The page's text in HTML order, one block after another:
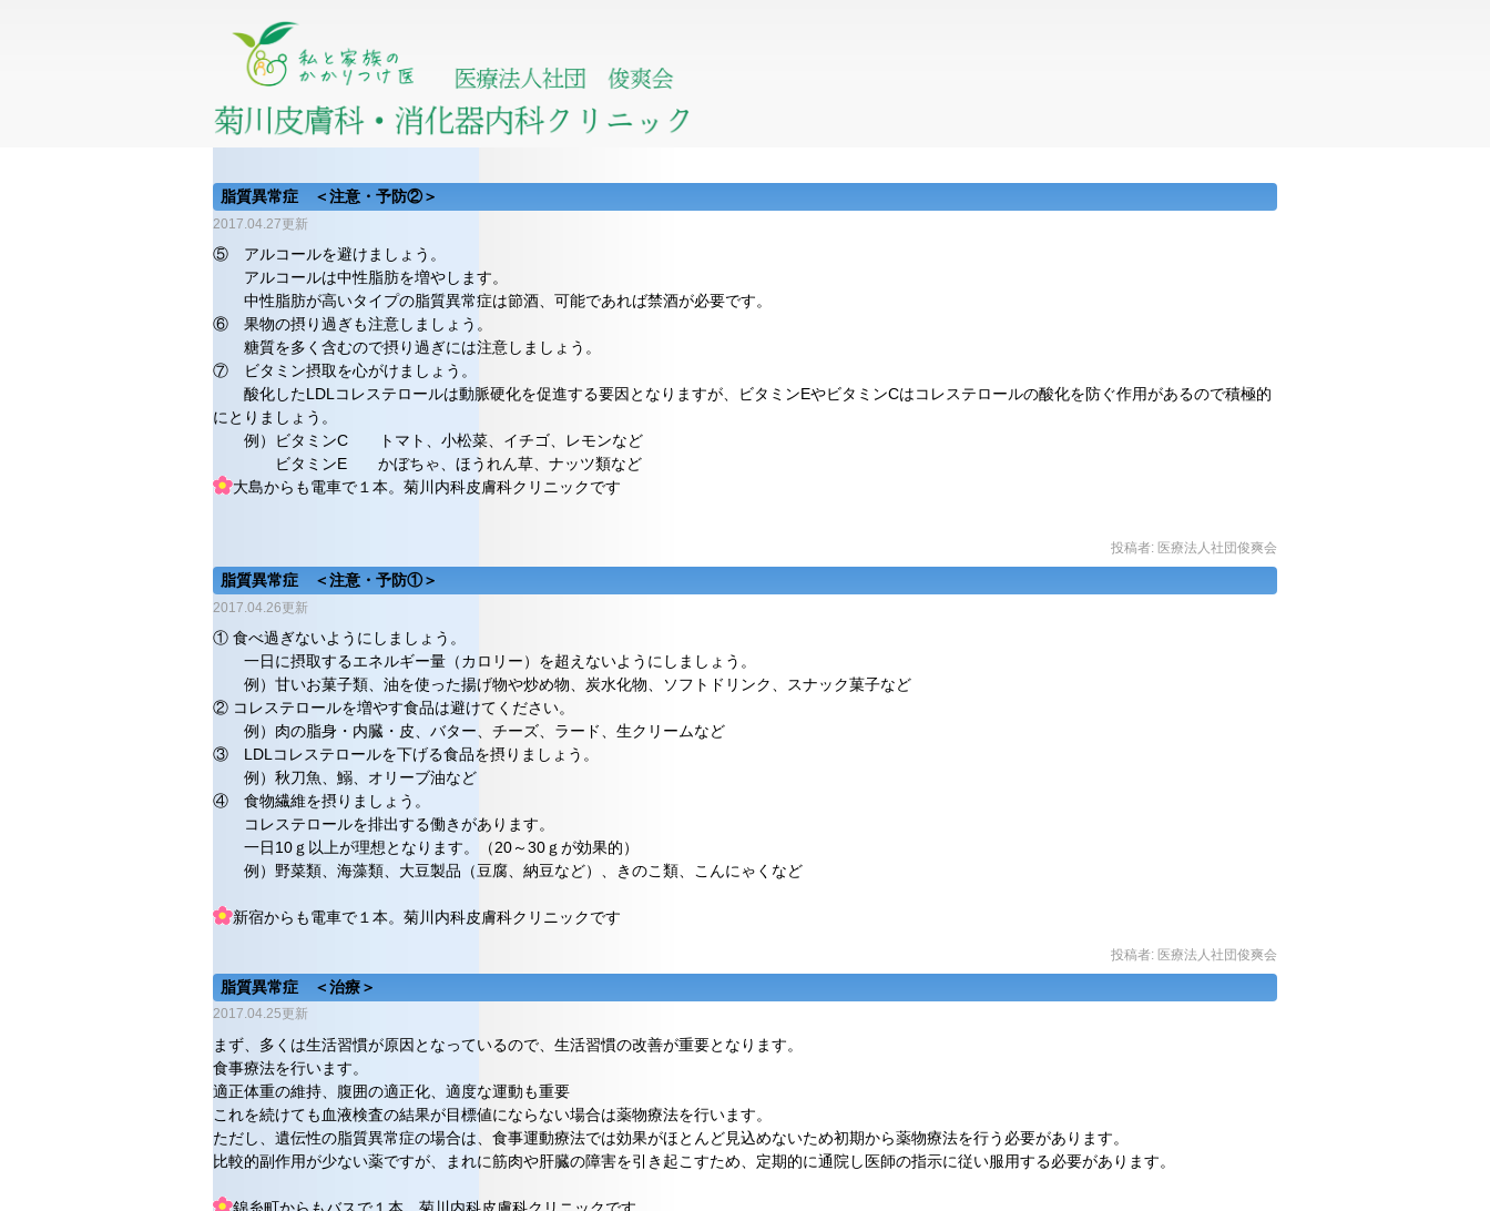
脂質異常症 ＜注意・予防②＞
2017.04.27更新
⑤ アルコールを避けましょう。
アルコールは中性脂肪を増やします。
中性脂肪が高いタイプの脂質異常症は節酒、可能であれば禁酒が必要です。
⑥ 果物の摂り過ぎも注意しましょう。
糖質を多く含むので摂り過ぎには注意しましょう。
⑦ ビタミン摂取を心がけましょう。
酸化したLDLコレステロールは動脈硬化を促進する要因となりますが、ビタミンEやビタミンCはコレステロールの酸化を防ぐ作用があるので積極的
にとりましょう。
例）ビタミンC トマト、小松菜、イチゴ、レモンなど
ビタミンE かぼちゃ、ほうれん草、ナッツ類など
大島からも電車で１本。菊川内科皮膚科クリニックです
投稿者: 医療法人社団俊爽会
脂質異常症 ＜注意・予防①＞
2017.04.26更新
① 食べ過ぎないようにしましょう。
一日に摂取するエネルギー量（カロリー）を超えないようにしましょう。
例）甘いお菓子類、油を使った揚げ物や炒め物、炭水化物、ソフトドリンク、スナック菓子など
② コレステロールを増やす食品は避けてください。
例）肉の脂身・内臓・皮、バター、チーズ、ラード、生クリームなど
③ LDLコレステロールを下げる食品を摂りましょう。
例）秋刀魚、鰯、オリーブ油など
④ 食物繊維を摂りましょう。
コレステロールを排出する働きがあります。
一日10ｇ以上が理想となります。（20～30ｇが効果的）
例）野菜類、海藻類、大豆製品（豆腐、納豆など）、きのこ類、こんにゃくなど
新宿からも電車で１本。菊川内科皮膚科クリニックです
投稿者: 医療法人社団俊爽会
脂質異常症 ＜治療＞
2017.04.25更新
まず、多くは生活習慣が原因となっているので、生活習慣の改善が重要となります。
食事療法を行います。
適正体重の維持、腹囲の適正化、適度な運動も重要
これを続けても血液検査の結果が目標値にならない場合は薬物療法を行います。
ただし、遺伝性の脂質異常症の場合は、食事運動療法では効果がほとんど見込めないため初期から薬物療法を行う必要があります。
比較的副作用が少ない薬ですが、まれに筋肉や肝臓の障害を引き起こすため、定期的に通院し医師の指示に従い服用する必要があります。